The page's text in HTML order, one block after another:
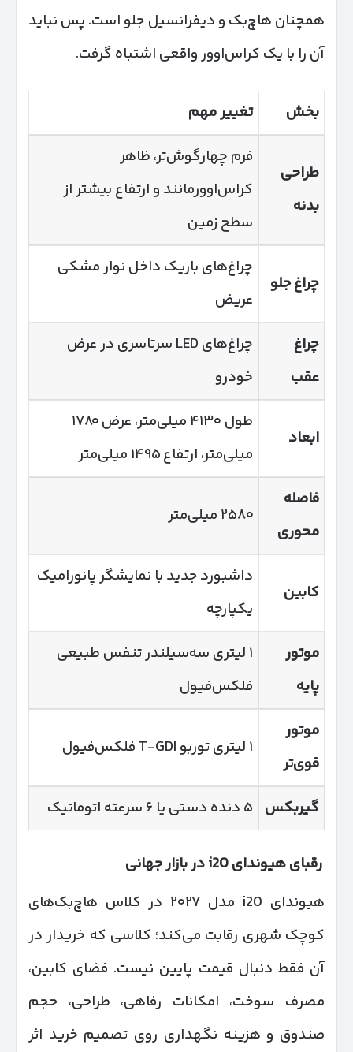
همچنان هاچ‌بک و دیفرانسیل جلو است. پس نباید
آن را با یک کراس‌اوور واقعی اشتباه گرفت.
بخش تغییر مهم
طراحی
بدنه
فرم چهارگوش‌تر، ظاهر
کراس‌اوورمانند و ارتفاع بیشتر از
سطح زمین
چراغ جلو
چراغ‌های باریک داخل نوار مشکی
عریض
چراغ
عقب
چراغ‌های LED سرتاسری در عرض
خودرو
ابعاد
طول ۴۱۳۰ میلی‌متر، عرض ۱۷۸۰
میلی‌متر، ارتفاع ۱۴۹۵ میلی‌متر
فاصله
محوری
۲۵۸۰ میلی‌متر
کابین
داشبورد جدید با نمایشگر پانورامیک
یکپارچه
موتور
پایه
۱ لیتری سه‌سیلندر تنفس طبیعی
فلکس‌فیول
موتور
قوی‌تر
۱ لیتری توربو T-GDI فلکس‌فیول
گیربکس ۵ دنده دستی یا ۶ سرعته اتوماتیک
رقبای هیوندای
در بازار جهانی
هیوندای i20 مدل ۲۰۲۷ در کلاس هاچ‌بک‌های
کوچک شهری رقابت می‌کند؛ کلاسی که خریدار در
آن فقط دنبال قیمت پایین نیست. فضای کابین،
مصرف سوخت، امکانات رفاهی، طراحی، حجم
صندوق و هزینه نگهداری روی تصمیم خرید اثر